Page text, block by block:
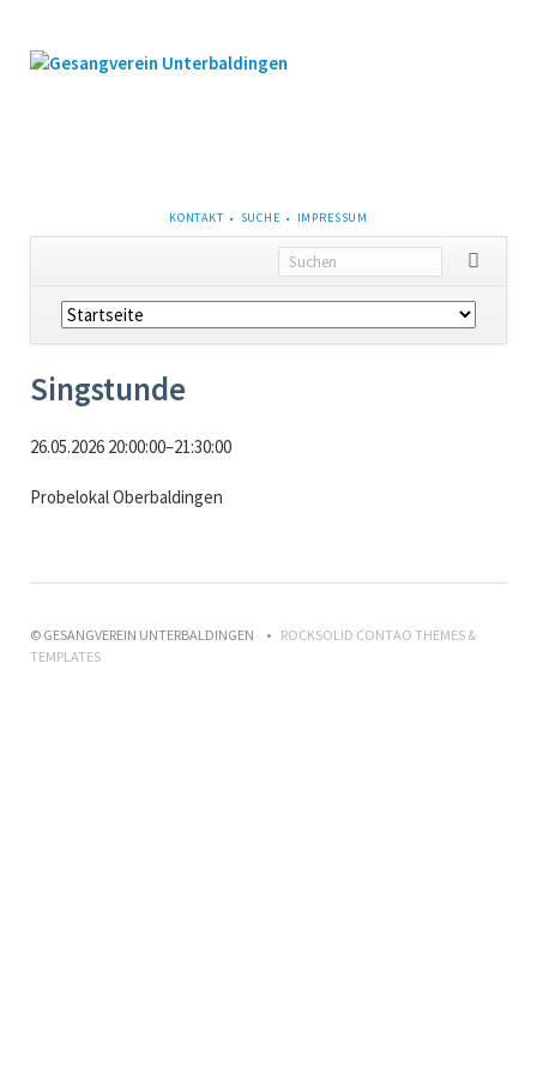
NAVIGATION
ÜBERSPRINGEN
KONTAKT SUCHE IMPRESSUM
Navigation
überspringen
Singstunde
26.05.2026 20:00:00–21:30:00
Probelokal Oberbaldingen
© GESANGVEREIN UNTERBALDINGEN
ROCKSOLID CONTAO THEMES &
TEMPLATES